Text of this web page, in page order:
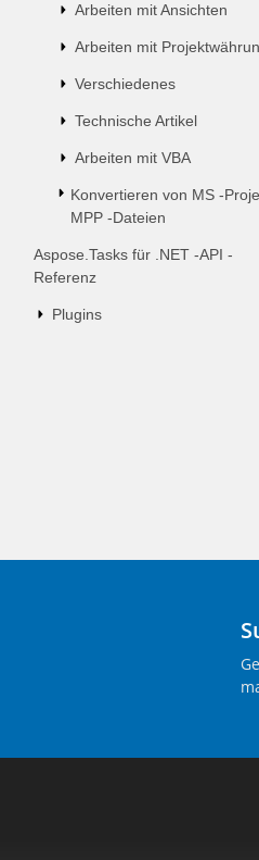
Arbeiten mit Ansichten
Arbeiten mit
Verschiedenes
Technische Artikel
Arbeiten mit VBA
Konvertieren von MS -
MPP -Dateien
Aspose.Tasks für .NET -API -
Referenz
Plugins